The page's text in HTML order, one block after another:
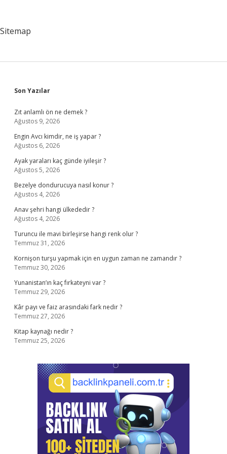
Sitemap
Sidebar
Son Yazılar
Zıt anlamlı ön ne demek ?
Ağustos 9, 2026
Engin Avcı kimdir, ne iş yapar ?
Ağustos 6, 2026
Ayak yaraları kaç günde iyileşir ?
Ağustos 5, 2026
Bezelye dondurucuya nasıl konur ?
Ağustos 4, 2026
Anav şehri hangi ülkededir ?
Ağustos 4, 2026
Turuncu ile mavi birleşirse hangi renk olur ?
Temmuz 31, 2026
Kornişon turşu yapmak için en uygun zaman ne zamandır ?
Temmuz 30, 2026
Yunanistan’ın kaç fırkateyni var ?
Temmuz 29, 2026
Kâr payı ve faiz arasındaki fark nedir ?
Temmuz 27, 2026
Kitap kaynağı nedir ?
Temmuz 25, 2026